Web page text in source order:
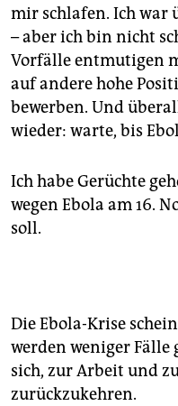
mir schlafen. Ich war
– aber ich bin nicht
Vorfälle entmutigen
auf andere hohe
bewerben. Und
wieder: warte, bis
Ich habe Gerüchte
wegen Ebola am 16.
soll.
Die Ebola-Krise
werden weniger Fälle
sich, zur Arbeit und
zurückzukehren.